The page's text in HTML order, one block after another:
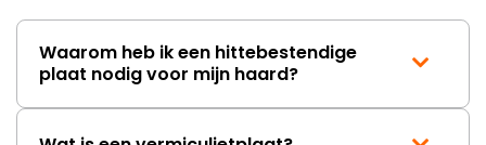
Waarom heb ik een hittebestendige
plaat nodig voor mijn haard?